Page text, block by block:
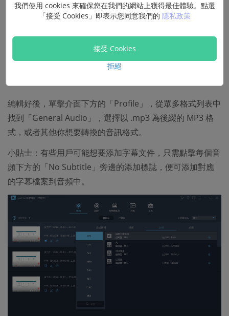
編輯好後，單擊介面下方的「Profile」，從眾多格式列表中
找到「General Audio」，選擇以 .mp3 為後綴的 MP3 格
式，或者其他你想要轉換的音訊格式。
小貼士：有些用戶可能想要添加字幕文件，只需點擊每個音
頻下方的「No Subtitle」旁邊的添加標誌，便可添加對應
的字幕檔案到音頻中。
我們使用 cookies 來確保您在我們的網站上獲得最佳體驗。點選
「接受 Cookies」即表示您同意我們的 隱私政策
接受 Cookies
拒絕